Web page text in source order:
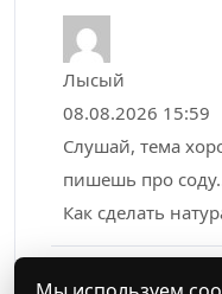
Лысый
08.08.2026 15:59
Слушай, тема
пишешь про
Как сделать